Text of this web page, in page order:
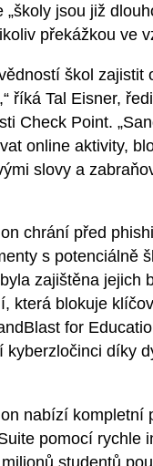
jsou již
překážkou ve
škol
říká Tal Eisner,
Check Point.
online aktivity,
slovy a
chrání před
s potenciálně
zajištěna jejich
která blokuje
for
kyberzločinci díky
nabízí
pomocí rychle
studentů